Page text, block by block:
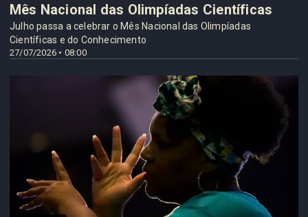
27/07/2026 • 08:00
Mês Nacional das Olimpíadas Científicas
Julho passa a celebrar o Mês Nacional das Olimpíadas
Científicas e do Conhecimento